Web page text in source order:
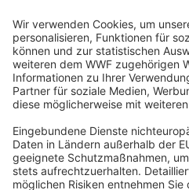
Ihre Spende kann steuerlich
Registriert als Stiftung WWF
Justiz Berlin, Az: 3416/976/2
Umsatzsteuer-
Freistellungsbescheid: Als
von der Körperschaftssteuer gem.
Steuernummer 27/641/09321